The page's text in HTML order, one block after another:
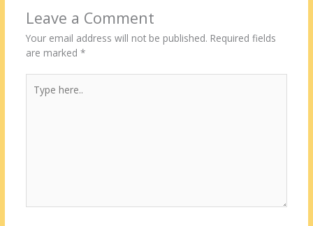
Leave a Comment
Your email address will not be published. Required fields
are marked *
here..